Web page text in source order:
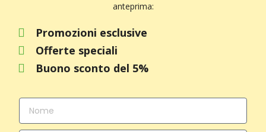
anteprima:
Promozioni esclusive
Offerte speciali
Buono sconto del 5%